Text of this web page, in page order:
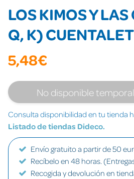
LOS KIMOS Y
Q, K)
5,48€
No disponible
Consulta disponibilidad en tu tienda
Listado de tiendas Dideco.
Envío gratuito a partir de 50
Recíbelo en 48 horas.
Recogida y devolución en